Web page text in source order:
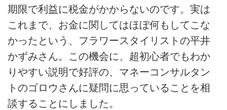
期限で利益に税金がかからないのです。実は
これまで、お金に関してはほぼ何もしてこな
かったという、フラワースタイリストの平井
かずみさん。この機会に、超初心者でもわか
りやすい説明で好評の、マネーコンサルタン
トのゴロウさんに疑問に思っていることを相
談することにしました。